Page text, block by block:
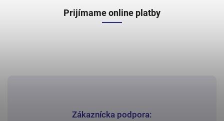
Zákaznícka podpora:
Prijímame online platby